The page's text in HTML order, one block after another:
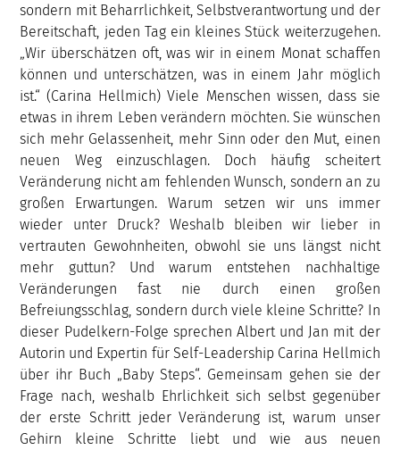
sondern mit Beharrlichkeit, Selbstverantwortung und der
Bereitschaft, jeden Tag ein kleines Stück weiterzugehen.
„Wir überschätzen oft, was wir in einem Monat schaffen
können und unterschätzen, was in einem Jahr möglich
ist.“ (Carina Hellmich) Viele Menschen wissen, dass sie
etwas in ihrem Leben verändern möchten. Sie wünschen
sich mehr Gelassenheit, mehr Sinn oder den Mut, einen
neuen Weg einzuschlagen. Doch häufig scheitert
Veränderung nicht am fehlenden Wunsch, sondern an zu
großen Erwartungen. Warum setzen wir uns immer
wieder unter Druck? Weshalb bleiben wir lieber in
vertrauten Gewohnheiten, obwohl sie uns längst nicht
mehr guttun? Und warum entstehen nachhaltige
Veränderungen fast nie durch einen großen
Befreiungsschlag, sondern durch viele kleine Schritte? In
dieser Pudelkern-Folge sprechen Albert und Jan mit der
Autorin und Expertin für Self-Leadership Carina Hellmich
über ihr Buch „Baby Steps“. Gemeinsam gehen sie der
Frage nach, weshalb Ehrlichkeit sich selbst gegenüber
der erste Schritt jeder Veränderung ist, warum unser
Gehirn kleine Schritte liebt und wie aus neuen